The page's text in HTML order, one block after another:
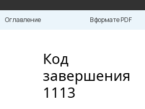
Оглавление В формате PDF
Код
завершения
1113